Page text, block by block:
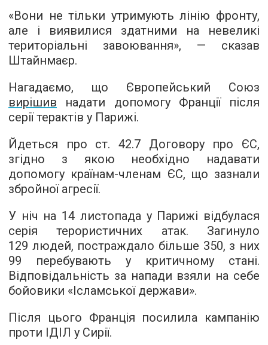
«Вони не тільки утримують лінію фронту,
але і виявилися здатними на невеликі
територіальні завоювання», — сказав
Штайнмаєр.
Нагадаємо, що Європейський Союз
вирішив надати допомогу Франції після
серії терактів у Парижі.
Йдеться про ст. 42.7 Договору про ЄС,
згідно з якою необхідно надавати
допомогу країнам-членам ЄС, що зазнали
збройної агресії.
У ніч на 14 листопада у Парижі відбулася
серія терористичних атак. Загинуло
129 людей, постраждало більше 350, з них
99 перебувають у критичному стані.
Відповідальність за напади взяли на себе
бойовики «Ісламської держави».
Після цього Франція посилила кампанію
проти ІДІЛ у Сирії.